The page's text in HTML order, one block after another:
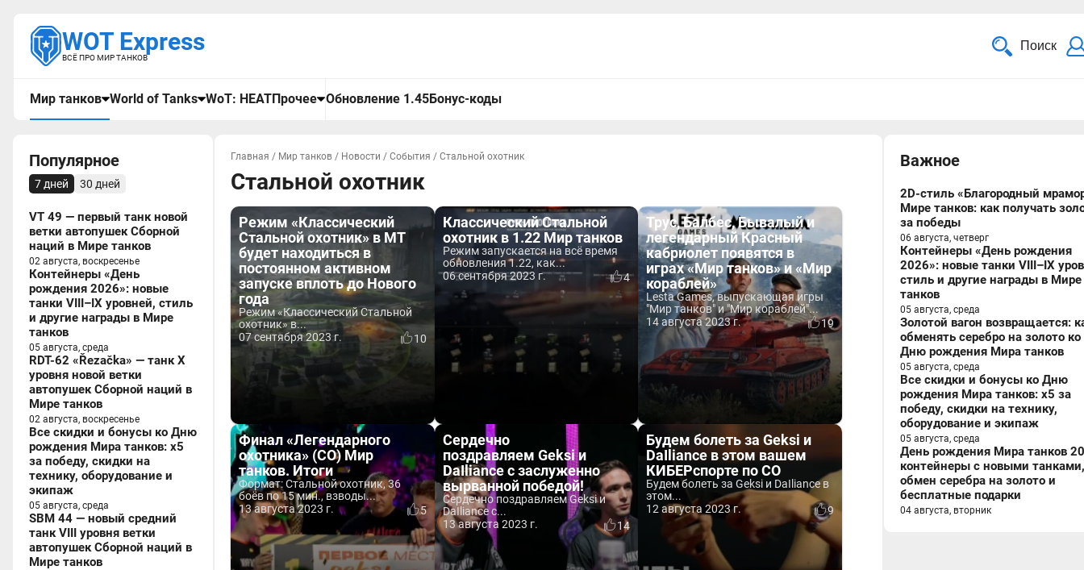
WOT Express
ВСЁ ПРО МИР ТАНКОВ
Поиск
Мир танков World of Tanks WoT: HEATПрочее Обновление 1.45Бонус-коды
Популярное
7 дней 30 дней
VT 49 — первый танк новой
ветки автопушек Сборной
наций в Мире танков
02 августа, воскресенье
Контейнеры «День
рождения 2026»: новые
танки VIII–IX уровней, стиль
и другие награды в Мире
танков
05 августа, среда
RDT-62 «Řezačka» — танк X
уровня новой ветки
автопушек Сборной наций в
Мире танков
02 августа, воскресенье
Все скидки и бонусы ко Дню
рождения Мира танков: x5
за победу, скидки на
технику, оборудование и
экипаж
05 августа, среда
SBM 44 — новый средний
танк VIII уровня ветки
автопушек Сборной наций в
Мире танков
Главная / Мир танков / Новости / События / Стальной охотник
Стальной охотник
Режим «Классический
Стальной охотник» в МТ
будет находиться в
постоянном активном
запуске вплоть до Нового
года
Режим «Классический Стальной
охотник» в...
07 сентября 2023 г.
10
Классический Стальной
охотник в 1.22 Мир танков
Режим запускается на всё время
обновления 1.22, как...
06 сентября 2023 г.
4
Трус, Балбес, Бывалый и
легендарный Красный
кабриолет появятся в
играх «Мир танков» и «Мир
кораблей»
Lesta Games, выпускающая игры
"Мир танков" и "Мир кораблей"...
14 августа 2023 г.
19
Финал «Легендарного
охотника» (СО) Мир
танков. Итоги
Формат: Стальной охотник, 36
боёв по 15 мин., взводы...
13 августа 2023 г.
5
Сердечно
поздравляем Geksi и
DaIliance с заслуженно
вырванной победой!
Сердечно поздравляем Geksi и
DaIliance с...
13 августа 2023 г.
14
Будем болеть за Geksi и
DaIliance в этом вашем
КИБЕРспорте по СО
Будем болеть за Geksi и DaIliance в
этом...
12 августа 2023 г.
9
Важное
2D-стиль «Благородный
Мире танков: как получать
за победы
06 августа, четверг
Контейнеры «День рождения
2026»: новые танки VIII–IX
стиль и другие награды в Мире
танков
05 августа, среда
Золотой вагон возвращается:
обменять серебро на золото ко
Дню рождения Мира танков
05 августа, среда
Все скидки и бонусы ко Дню
рождения Мира танков: x5 за
победу, скидки на технику,
оборудование и экипаж
05 августа, среда
День рождения Мира танков
контейнеры с новыми танками,
обмен серебра на золото и
бесплатные подарки
04 августа, вторник